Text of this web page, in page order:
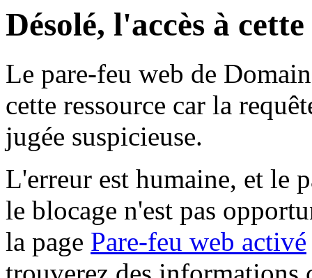
Désolé, l'accès à
Le pare-feu web de
cette ressource car la
jugée suspicieuse.
L'erreur est humaine, et le
le blocage n'est pas
la page Pare-feu web activé